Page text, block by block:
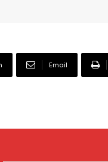
Email